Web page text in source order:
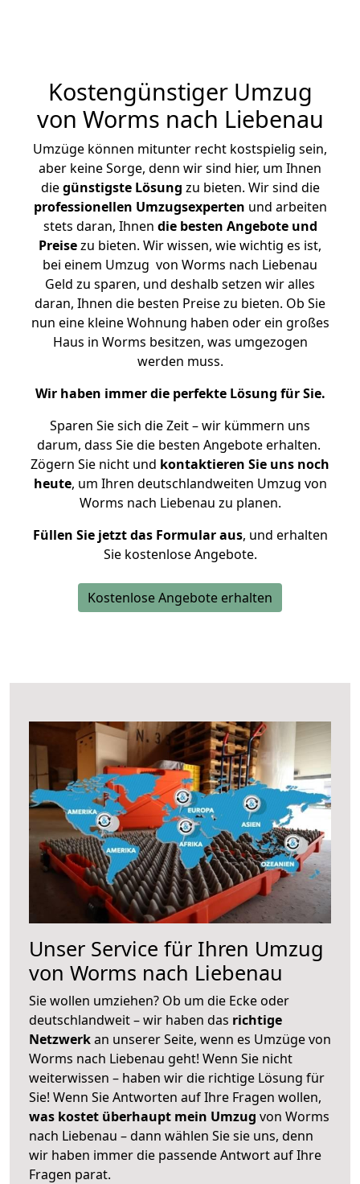
Kostengünstiger Umzug
von Worms nach Liebenau
Umzüge können mitunter recht kostspielig sein,
aber keine Sorge, denn wir sind hier, um Ihnen
diegünstigste Lösung zu bieten. Wir sind die
professionellen Umzugsexperten und arbeiten
stets daran, Ihnen die besten Angebote und
Preisezu bieten. Wir wissen, wie wichtig es ist,
bei einem Umzug von Worms nach Liebenau
Geld zu sparen, und deshalb setzen wir alles
daran, Ihnen die besten Preise zu bieten. Ob Sie
nun eine kleine Wohnung haben oder ein großes
Haus in Worms besitzen, was umgezogen
werden muss.
Wir haben immer die perfekte Lösung für Sie.
Sparen Sie sich die Zeit – wir kümmern uns
darum, dass Sie die besten Angebote erhalten.
Zögern Sie nicht und kontaktieren Sie uns noch
heute, um Ihren deutschlandweiten Umzug von
Worms nach Liebenau zu planen.
Füllen Sie jetzt das Formular aus, und erhalten
Sie kostenlose Angebote.
Kostenlose Angebote erhalten
Unser Service für Ihren Umzug
von Worms nach Liebenau
Sie wollen umziehen? Ob um die Ecke oder
deutschlandweit – wir haben das richtige
Netzwerkan unserer Seite, wenn es Umzüge von
Worms nach Liebenau geht! Wenn Sie nicht
weiterwissen – haben wir die richtige Lösung für
Sie! Wenn Sie Antworten auf Ihre Fragen wollen,
was kostet überhaupt mein Umzug von Worms
nach Liebenau – dann wählen Sie sie uns, denn
wir haben immer die passende Antwort auf Ihre
Fragen parat.